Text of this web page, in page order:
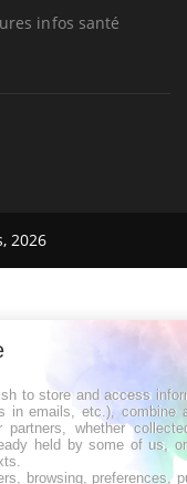
infos santé
2026
to store and access
in emails, etc.), combine
partners, whether
held by some of us,
browsing, preferences,